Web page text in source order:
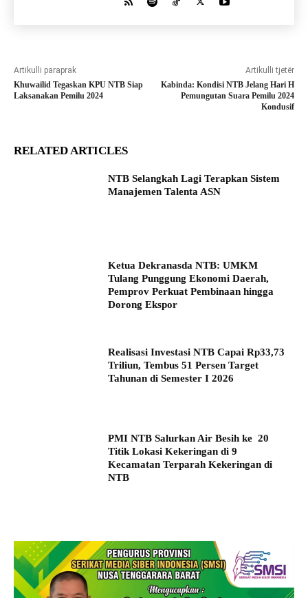
Artikulli paraprak
Khuwailid Tegaskan KPU NTB Siap
Laksanakan Pemilu 2024
Artikulli tjetër
Kabinda: Kondisi NTB Jelang Hari H
Pemungutan Suara Pemilu 2024
Kondusif
RELATED ARTICLES
NTB Selangkah Lagi Terapkan Sistem
Manajemen Talenta ASN
Ketua Dekranasda NTB: UMKM
Tulang Punggung Ekonomi Daerah,
Pemprov Perkuat Pembinaan hingga
Dorong Ekspor
Realisasi Investasi NTB Capai Rp33,73
Triliun, Tembus 51 Persen Target
Tahunan di Semester I 2026
PMI NTB Salurkan Air Besih ke 20
Titik Lokasi Kekeringan di 9
Kecamatan Terparah Kekeringan di
NTB